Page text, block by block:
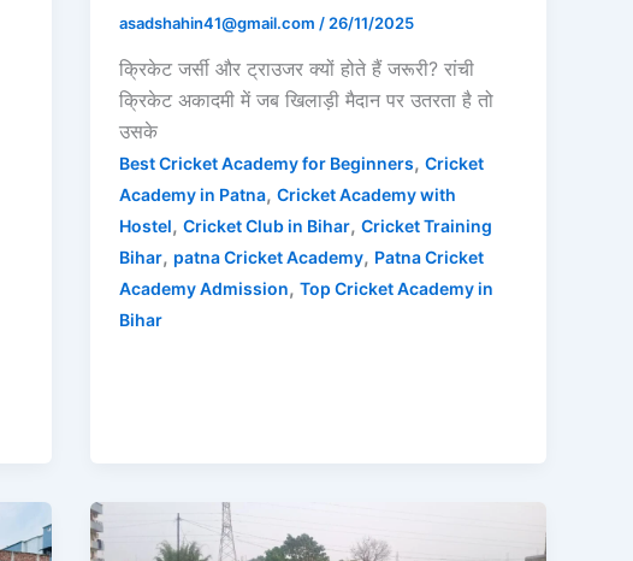
asadshahin41@gmail.com / 26/11/2025
क्रिकेट जर्सी और ट्राउजर क्यों होते हैं जरूरी? रांची
क्रिकेट अकादमी में जब खिलाड़ी मैदान पर उतरता है तो
उसके
Best Cricket Academy for Beginners,Cricket
Academy in Patna,Cricket Academy with
Hostel,Cricket Club in Bihar,Cricket Training
Bihar, patna Cricket Academy, Patna Cricket
Academy Admission,Top Cricket Academy in
Bihar